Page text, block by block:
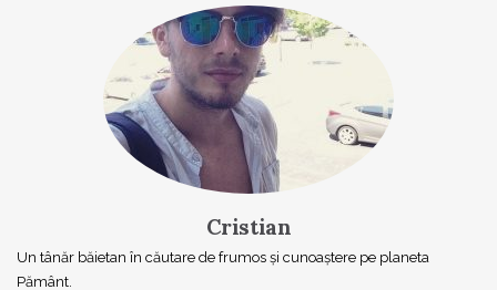
Cristian
Un tânăr băietan în căutare de frumos și cunoaștere pe planeta
Pământ.